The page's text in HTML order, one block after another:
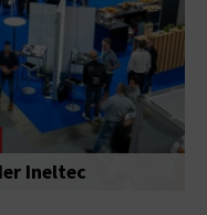
Ineltec